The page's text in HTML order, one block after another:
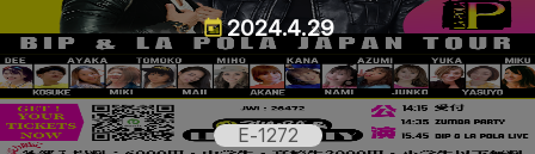
2024.4.29
E-1272